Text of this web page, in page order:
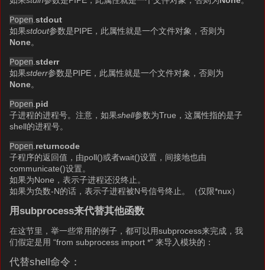
Popen .stdout
如果stdout参数是PIPE，此属性就是一个文件对象，否则为
None。
Popen .stderr
如果stderr参数是PIPE，此属性就是一个文件对象，否则为
None。
Popen pid
子进程的进程号。注意，如果shell参数为True，这属性指的是子
shell的进程号。
Popen returncode
子程序的返回值，由poll()或者wait()设置，间接地也由
communicate()设置。
如果为None，表示子进程还没终止。
如果为负数-N的话，表示子进程被N号信号终止。（仅限*nux）
用subprocess来代替其他函数
在这节里，举一些常用的例子，都可以用subprocess来完成，我
们假定是用 “from subprocess import *” 来导入模块的：
代替shell命令：